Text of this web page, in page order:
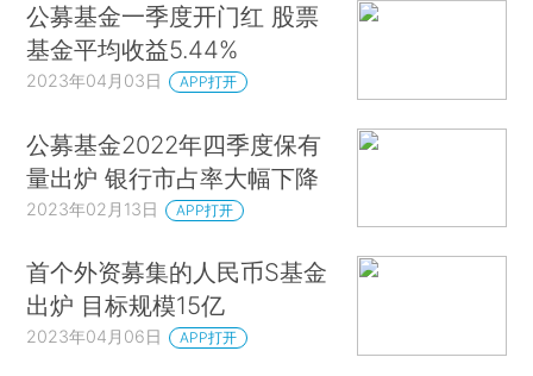
公募基金一季度开门红 股票
基金平均收益5.44%
2023年04月03日 APP打开
公募基金2022年四季度保有
量出炉 银行市占率大幅下降
2023年02月13日 APP打开
首个外资募集的人民币S基金
出炉 目标规模15亿
2023年04月06日 APP打开